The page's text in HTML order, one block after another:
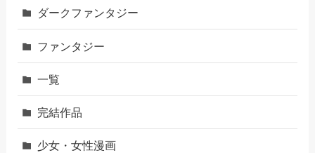
ダークファンタジー
ファンタジー
一覧
完結作品
少女・女性漫画